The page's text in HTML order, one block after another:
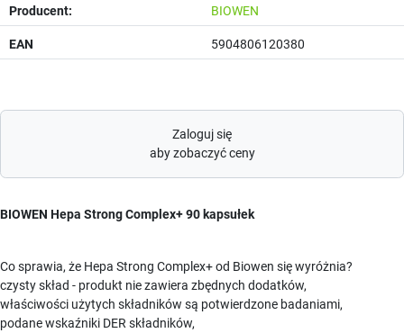
Producent: BIOWEN
EAN 5904806120380
Zaloguj się
aby zobaczyć ceny
BIOWEN Hepa Strong Complex+ 90 kapsułek
Co sprawia, że Hepa Strong Complex+ od Biowen się wyróżnia?
czysty skład - produkt nie zawiera zbędnych dodatków,
właściwości użytych składników są potwierdzone badaniami,
podane wskaźniki DER składników,